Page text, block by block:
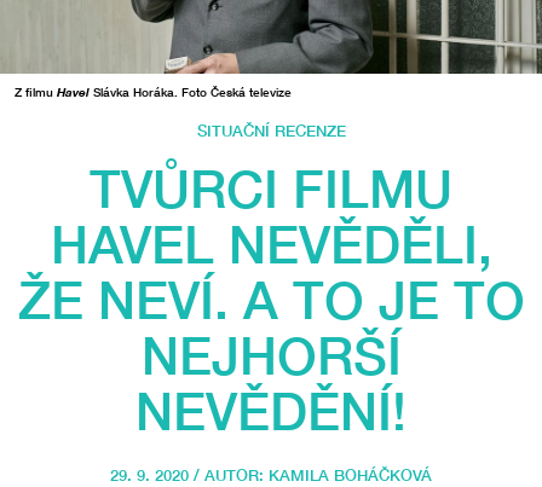
Z filmu Havel Slávka Horáka. Foto Česká televize
SITUAČNÍ RECENZE
TVŮRCI FILMU
HAVEL NEVĚDĚLI,
ŽE NEVÍ. A TO JE TO
NEJHORŠÍ
NEVĚDĚNÍ!
29. 9. 2020 / AUTOR: KAMILA BOHÁČKOVÁ